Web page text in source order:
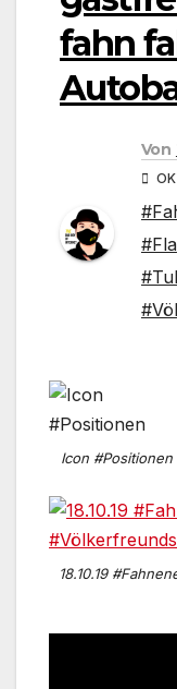
fahn
Von
Icon #Positionen
18.10.19